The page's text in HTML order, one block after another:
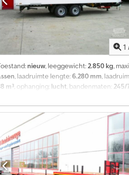
1
nieuw, leeggewicht:2.850 kg,
, laadruimte lengte:6.280 mm,
m³, ophanging: lucht, bandenmaten: 245/
,
x rij-combi-sjorrails, 6 paar sjorogen in de
en voorwanddikte elk ca. 17
voorbehouden,